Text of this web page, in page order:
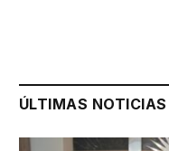
ÚLTIMAS NOTICIAS